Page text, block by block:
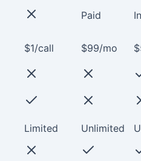
Paid
$1/call $99/mo
Limited Unlimited